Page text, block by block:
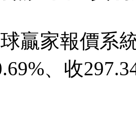
贏家報價系
、收